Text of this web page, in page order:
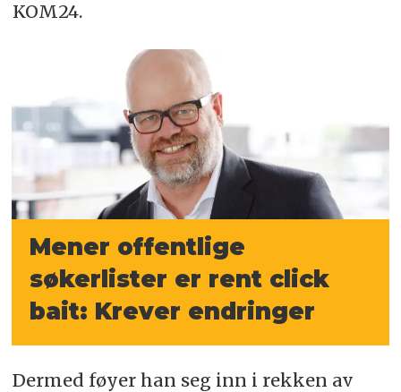
KOM24.
Mener offentlige
søkerlister er rent click
bait: Krever endringer
Dermed føyer han seg inn i rekken av